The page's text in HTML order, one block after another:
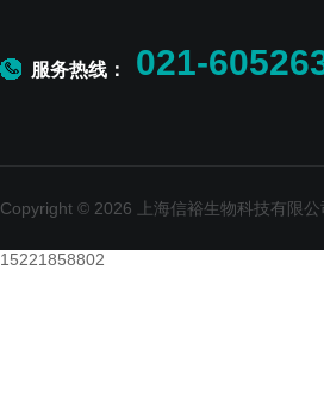
服务热线： 021-
Copyright © 2026 上海信裕生物科技有限
15221858802